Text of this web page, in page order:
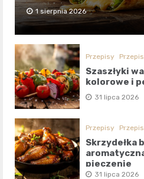
1 sierpnia 2026
Przepisy
Szaszłyki
kolorowe i
31 lipca 2026
Przepisy
Skrzydełka
pieczenie
31 lipca 2026